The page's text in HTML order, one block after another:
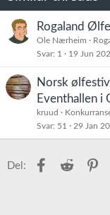
Rogaland
Ole Nærheim
Svar 1 19 Jun
Norsk
Eventhallen i
kruud
Svar 51 29 Jan
Del: Facebook
Reddit